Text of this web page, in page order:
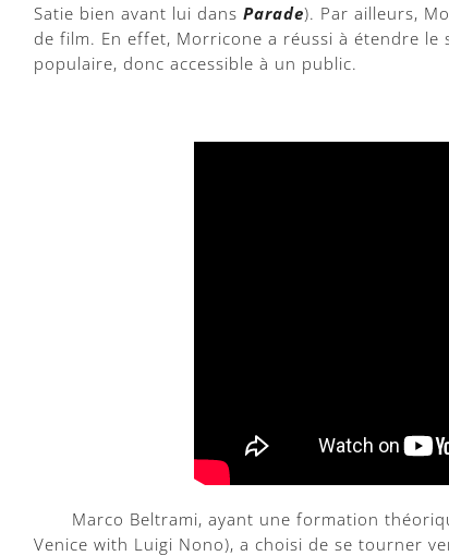
Satie bien avant lui dans Parade). Par ailleurs,
de film. En effet, Morricone a réussi à étendre
populaire, donc accessible à un public.
Marco Beltrami, ayant une formation
Venice with Luigi Nono), a choisi de se tourner